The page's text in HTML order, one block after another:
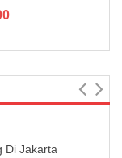
Current
Di Jakarta